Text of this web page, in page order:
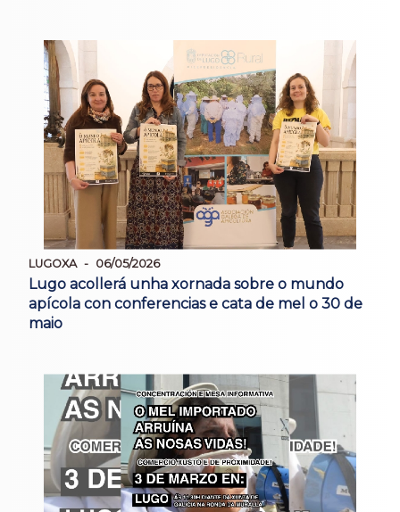
LUGOXA 06/05/2026
Lugo acollerá unha xornada sobre o mundo
apícola con conferencias e cata de mel o 30 de
maio